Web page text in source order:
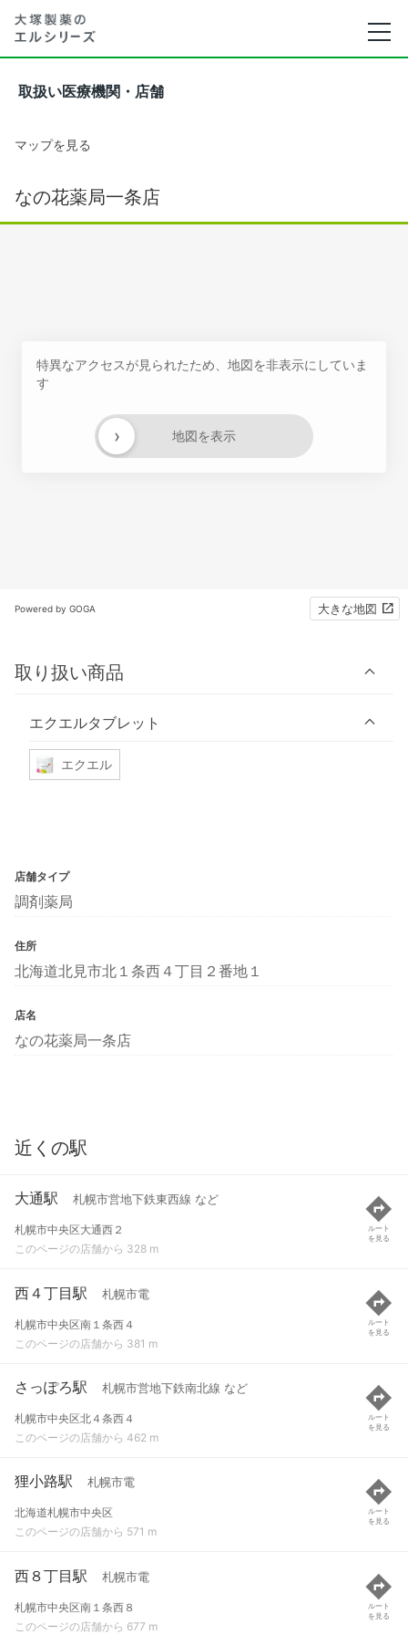
取扱い医療機関・店舗
マップを見る
なの花薬局一条店
特異なアクセスが見られたため、地図を非表示にしていま
す
地図を表示
›
Powered by GOGA 大きな地図
取り扱い商品
エクエルタブレット
エクエル
店舗タイプ
調剤薬局
住所
北海道北見市北１条西４丁目２番地１
店名
なの花薬局一条店
近くの駅
大通駅 札幌市営地下鉄東西線 など
札幌市中央区大通西２
このページの店舗から 328 m
ルート
を見る
西４丁目駅 札幌市電
札幌市中央区南１条西４
このページの店舗から 381 m
ルート
を見る
さっぽろ駅 札幌市営地下鉄南北線 など
札幌市中央区北４条西４
このページの店舗から 462 m
ルート
を見る
狸小路駅 札幌市電
北海道札幌市中央区
このページの店舗から 571 m
ルート
を見る
西８丁目駅 札幌市電
札幌市中央区南１条西８
このページの店舗から 677 m
ルート
を見る